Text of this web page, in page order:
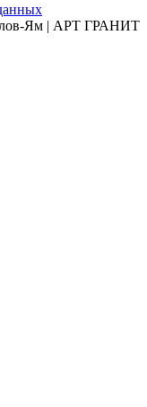
Ям | АРТ ГРАНИТ